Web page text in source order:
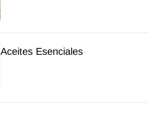
Aceites Esenciales